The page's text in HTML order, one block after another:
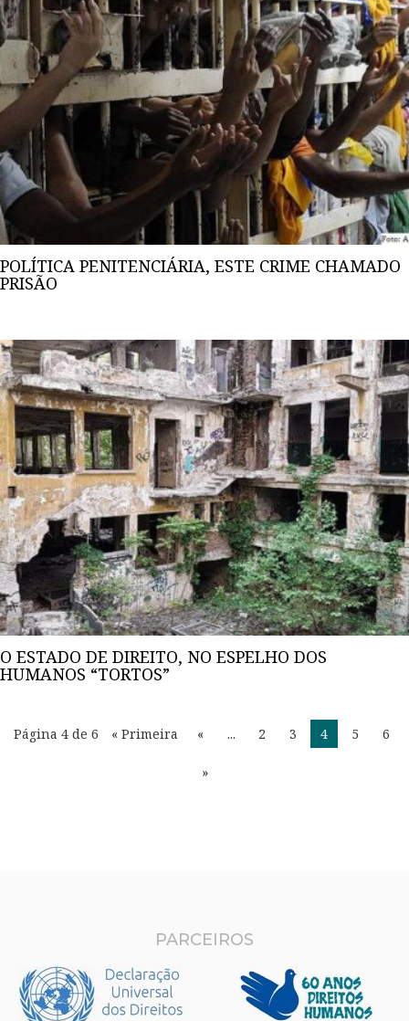
POLÍTICA PENITENCIÁRIA, ESTE CRIME CHAMADO
PRISÃO
O ESTADO DE DIREITO, NO ESPELHO DOS
HUMANOS “TORTOS”
Página 4 de 6 « Primeira « ... 2 3 4 5 6
»
PARCEIROS